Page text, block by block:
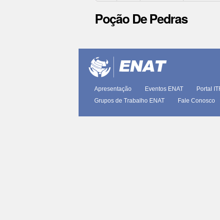
Poção De Pedras
documento
Apresentação Eventos ENAT Portal
Grupos de Trabalho ENAT
Fale Conosco